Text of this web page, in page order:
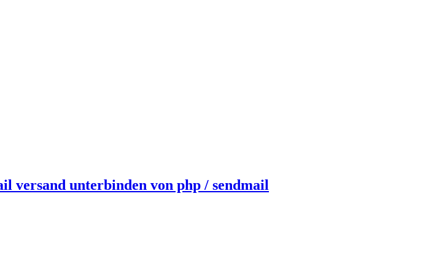
versand unterbinden von php / sendmail